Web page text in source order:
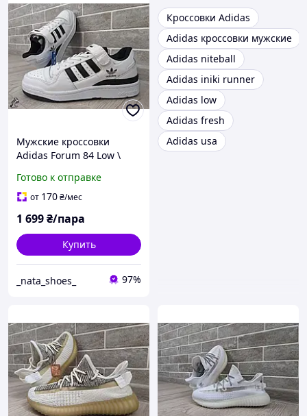
Мужские кроссовки
Adidas Forum 84 Low \
Готово к отправке
от 170₴/мес
1 699₴/пара
Купить
_nata_shoes_ 97%
Кроссовки Adidas
Adidas кроссовки мужские
Adidas niteball
Adidas iniki runner
Adidas low
Adidas fresh
Adidas usa